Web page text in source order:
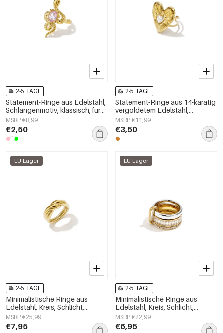
2-5 TAGE
Statement-Ringe aus Edelstahl,
Schlangenmotiv, klassisch, für
festliche Anlässe/Partys,
luxuriöse Damenschmuckserie
MSRP €8,99
€2,50
2-5 TAGE
Statement-Ringe aus 14-karätig
vergoldetem Edelstahl,
Herzmotiv, schlichte
Alltagskollektion,
Damenschmuck
MSRP €11,99
€3,50
EU-Lager
2-5 TAGE
Minimalistische Ringe aus
Edelstahl, Kreis, Schlicht,
Alltagsschmuck,
Damenschmuck
MSRP €25,99
€7,95
EU-Lager
2-5 TAGE
Minimalistische Ringe aus
Edelstahl, Kreis, Schlicht,
Alltagsschmuck,
Damenschmuck
MSRP €22,99
€6,95